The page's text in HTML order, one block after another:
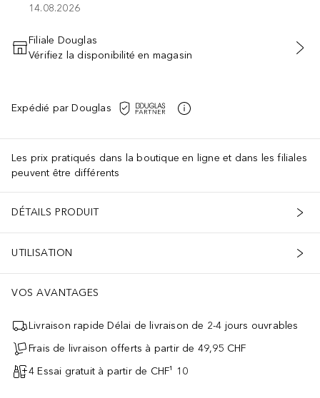
14.08.2026
AJOUTER AU PANIER
Filiale Douglas
Vérifiez la disponibilité en magasin
Expédié par Douglas
Les prix pratiqués dans la boutique en ligne et dans les filiales
peuvent être différents
DÉTAILS PRODUIT
UTILISATION
VOS AVANTAGES
Livraison rapide Délai de livraison de 2-4 jours ouvrables
Frais de livraison offerts à partir de 49,95 CHF
4 Essai gratuit à partir de CHF¹ 10